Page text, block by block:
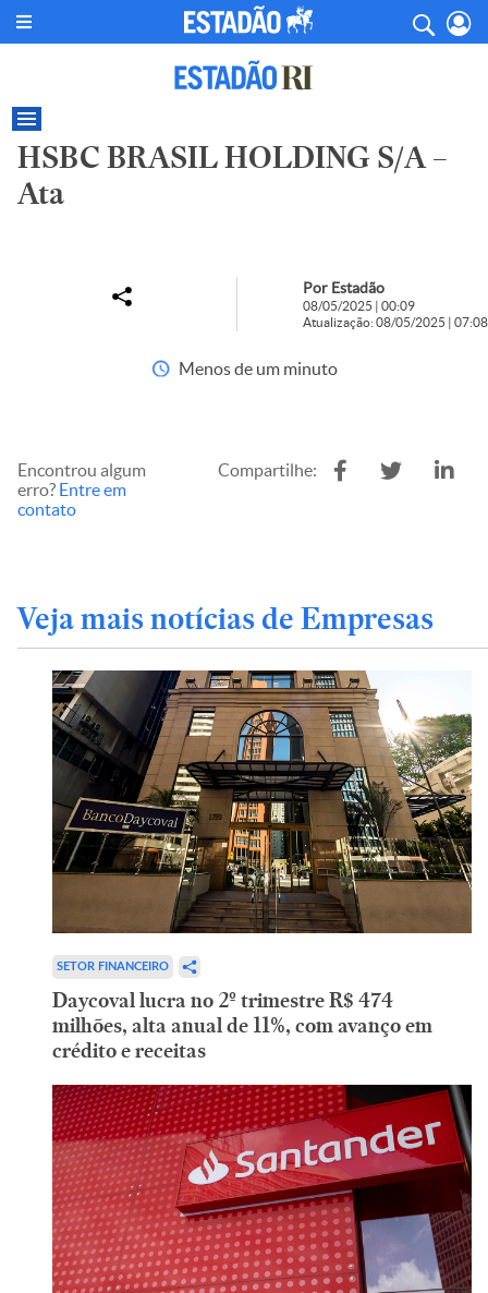
HSBC BRASIL HOLDING S/A –
Ata
Por Estadão
08/05/2025 | 00:09
Atualização: 08/05/2025 | 07:08
Menos de um minuto
Encontrou algum
erro? Entre em
contato
Compartilhe:
Veja mais notícias de Empresas
SETOR FINANCEIRO
Daycoval lucra no 2º trimestre R$ 474
milhões, alta anual de 11%, com avanço em
crédito e receitas